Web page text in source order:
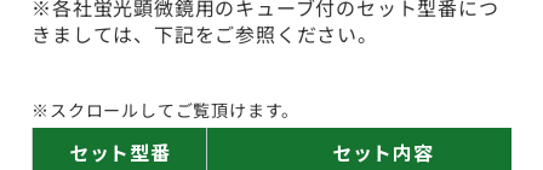
※各社蛍光顕微鏡用のキューブ付のセット型番につ
きましては、下記をご参照ください。
※スクロールしてご覧頂けます。
セット型番 セット内容